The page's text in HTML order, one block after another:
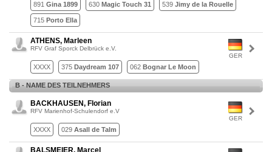
891 Gina 1899 630 Magic Touch 31 539 Jimy de la Rouelle
715 Porto Ella
GER
ATHENS, Marleen
RFV Graf Sporck Delbrück e.V.
XXXX 375 Daydream 107 062 Bognar Le Moon
B - NAME DES TEILNEHMERS
GER
BACKHAUSEN, Florian
RFV Marienhof-Schulendorf e.V
XXXX 029 Asall de Talm
BALSMEIER, Marcel